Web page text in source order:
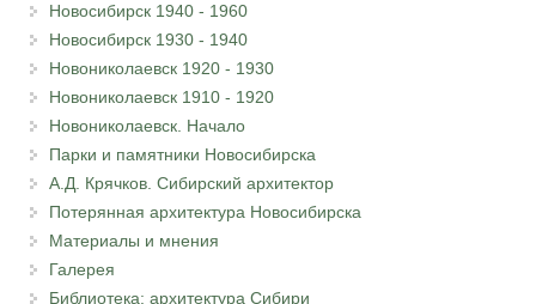
Новосибирск 1940 - 1960
Новосибирск 1930 - 1940
Новониколаевск 1920 - 1930
Новониколаевск 1910 - 1920
Новониколаевск. Начало
Парки и памятники Новосибирска
А.Д. Крячков. Сибирский архитектор
Потерянная архитектура Новосибирска
Материалы и мнения
Галерея
Библиотека: архитектура Сибири